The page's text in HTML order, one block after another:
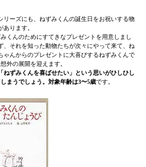
リーズにも、ねずみくんの誕生日をお祝いする物
あります。
くんのためにすてきなプレゼントを用意しまし
、それを知った動物たちが次々にやって来て、ね
ゃんからのプレゼントに大喜びするねずみくんで
外の展開を迎えます。
ずみくんを喜ばせたい」という思いがひしひし
まうでしょう。対象年齢は3〜5歳です。